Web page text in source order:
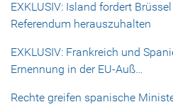
EXKLUSIV: Island fordert
Referendum herauszuhalten
EXKLUSIV: Frankreich und
Ernennung in der EU-Auß…
Rechte greifen spanische